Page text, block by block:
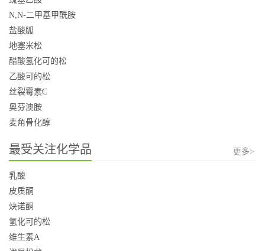
N,N-二甲基甲酰胺
盐酸胍
地塞米松
醋酸氢化可的松
乙酸可的松
丝裂霉素C
奥芬澳胺
麦角骨化醇
最受关注化学品 更多>
乳酸
皮质酮
炔诺酮
氢化可的松
维生素A